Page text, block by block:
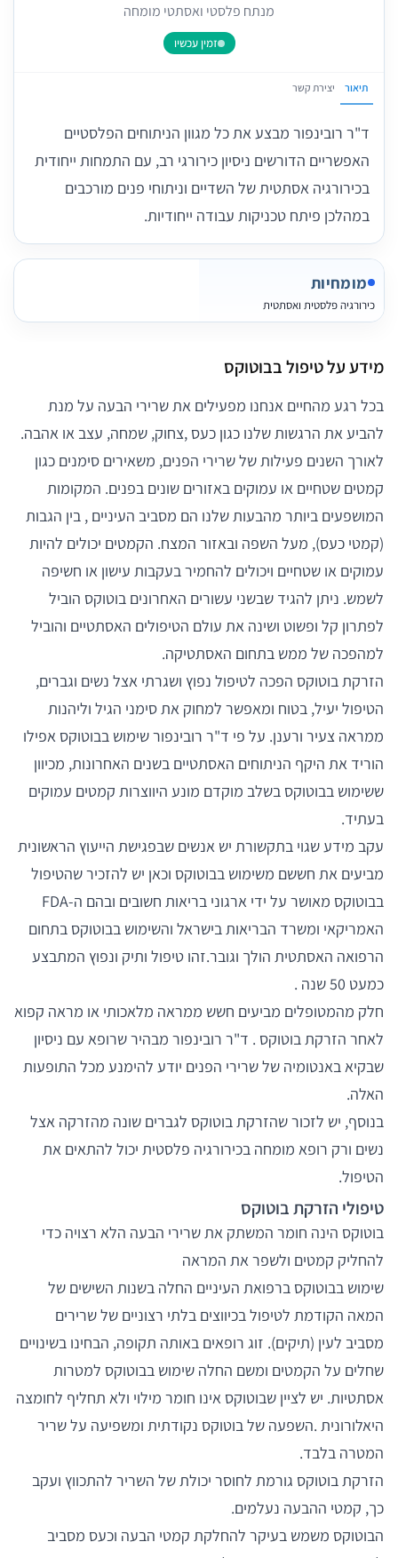
מנתח פלסטי ואסתטי מומחה
זמין עכשיו
תיאור יצירת קשר
ד"ר רובינפור מבצע את כל מגוון הניתוחים הפלסטיים
האפשריים הדורשים ניסיון כירורגי רב, עם התמחות ייחודית
בכירורגיה אסתטית של השדיים וניתוחי פנים מורכבים
במהלכן פיתח טכניקות עבודה ייחודיות.
מומחיות
כירורגיה פלסטית ואסתטית
מידע על טיפול בבוטוקס
בכל רגע מהחיים אנחנו מפעילים את שרירי הבעה על מנת
להביע את הרגשות שלנו כגון כעס ,צחוק, שמחה, עצב או אהבה.
לאורך השנים פעילות של שרירי הפנים, משאירים סימנים כגון
קמטים שטחיים או עמוקים באזורים שונים בפנים. המקומות
המושפעים ביותר מהבעות שלנו הם מסביב העיניים , בין הגבות
(קמטי כעס), מעל השפה ובאזור המצח. הקמטים יכולים להיות
עמוקים או שטחיים ויכולים להחמיר בעקבות עישון או חשיפה
לשמש. ניתן להגיד שבשני עשורים האחרונים בוטוקס הוביל
לפתרון קל ופשוט ושינה את עולם הטיפולים האסתטיים והוביל
למהפכה של ממש בתחום האסתטיקה.
הזרקת בוטוקס הפכה לטיפול נפוץ ושגרתי אצל נשים וגברים,
הטיפול יעיל, בטוח ומאפשר למחוק את סימני הגיל וליהנות
ממראה צעיר ורענן. על פי ד"ר רובינפור שימוש בבוטוקס אפילו
הוריד את היקף הניתוחים האסתטיים בשנים האחרונות, מכיוון
ששימוש בבוטוקס בשלב מוקדם מונע היווצרות קמטים עמוקים
בעתיד.
עקב מידע שגוי בתקשורת יש אנשים שבפגישת הייעוץ הראשונית
מביעים את חששם משימוש בבוטוקס וכאן יש להזכיר שהטיפול
בבוטוקס מאושר על ידי ארגוני בריאות חשובים ובהם ה-FDA
האמריקאי ומשרד הבריאות בישראל והשימוש בבוטוקס בתחום
הרפואה האסתטית הולך וגובר.זהו טיפול ותיק ונפוץ המתבצע
כמעט 50 שנה .
חלק מהמטופלים מביעים חשש ממראה מלאכותי או מראה קפוא
לאחר הזרקת בוטוקס . ד"ר רובינפור מבהיר שרופא עם ניסיון
שבקיא באנטומיה של שרירי הפנים יודע להימנע מכל התופעות
האלה.
בנוסף, יש לזכור שהזרקת בוטוקס לגברים שונה מהזרקה אצל
נשים ורק רופא מומחה בכירורגיה פלסטית יכול להתאים את
הטיפול.
טיפולי הזרקת בוטוקס
בוטוקס הינה חומר המשתק את שרירי הבעה הלא רצויה כדי
להחליק קמטים ולשפר את המראה
שימוש בבוטוקס ברפואת העיניים החלה בשנות השישים של
המאה הקודמת לטיפול בכיווצים בלתי רצוניים של שרירים
מסביב לעין (תיקים). זוג רופאים באותה תקופה, הבחינו בשינויים
שחלים על הקמטים ומשם החלה שימוש בבוטוקס למטרות
אסתטיות. יש לציין שבוטוקס אינו חומר מילוי ולא תחליף לחומצה
היאלורונית .השפעה של בוטוקס נקודתית ומשפיעה על שריר
המטרה בלבד.
הזרקת בוטוקס גורמת לחוסר יכולת של השריר להתכווץ ועקב
כך, קמטי ההבעה נעלמים.
הבוטוקס משמש בעיקר להחלקת קמטי הבעה וכעס מסביב